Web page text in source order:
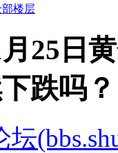
部楼层
25日
跌吗？